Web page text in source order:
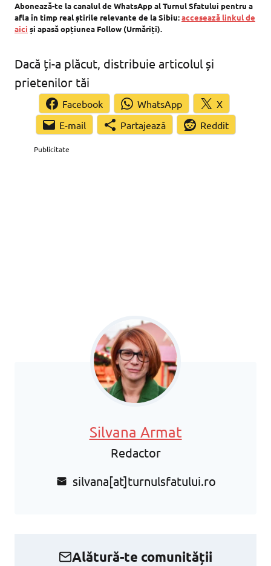
Abonează-te la canalul de WhatsApp al Turnul Sfatului pentru a
afla în timp real știrile relevante de la Sibiu:accesează linkul de
aici și apasă opțiunea Follow (Urmăriți).
Dacă ți-a plăcut, distribuie articolul și
prietenilor tăi
Facebook WhatsApp
X
Partajează
Reddit
Publicitate
Silvana Armat
Redactor
silvana[at]turnulsfatului.ro
Alătură-te comunității